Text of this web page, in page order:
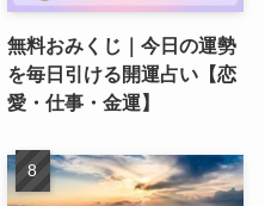
無料おみくじ｜今日の運勢
を毎日引ける開運占い【恋
愛・仕事・金運】